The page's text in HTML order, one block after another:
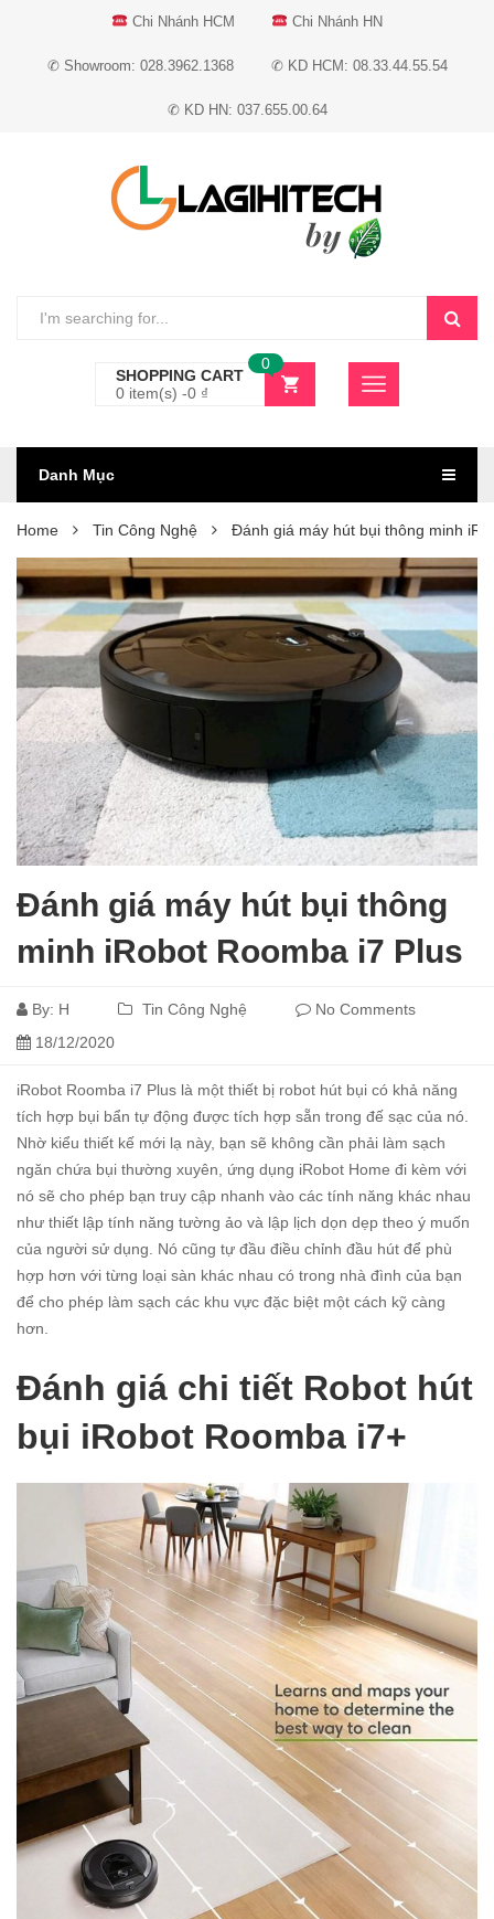
Chi Nhánh HCM Chi Nhánh HN
✆ Showroom: 028.3962.1368 ✆ KD HCM: 08.33.44.55.54
✆ KD HN: 037.655.00.64
SHOPPING CART
0 item(s) -0 ₫
0
Danh Mục
Home Tin Công Nghệ Đánh giá máy hút bụi thông minh
Đánh giá máy hút bụi thông
minh iRobot Roomba i7 Plus
By: H Tin Công Nghệ
No Comments
18/12/2020
iRobot Roomba i7 Plus là một thiết bị robot hút bụi có khả năng
tích hợp bụi bẩn tự động được tích hợp sẵn trong đế sạc của nó.
Nhờ kiểu thiết kế mới lạ này, bạn sẽ không cần phải làm sạch
ngăn chứa bụi thường xuyên, ứng dụng iRobot Home đi kèm với
nó sẽ cho phép bạn truy cập nhanh vào các tính năng khác nhau
như thiết lập tính năng tường ảo và lập lịch dọn dẹp theo ý muốn
của người sử dụng. Nó cũng tự đầu điều chỉnh đầu hút để phù
hợp hơn với từng loại sàn khác nhau có trong nhà đình của bạn
để cho phép làm sạch các khu vực đặc biệt một cách kỹ càng
hơn.
Đánh giá chi tiết Robot hút
bụi iRobot Roomba i7+